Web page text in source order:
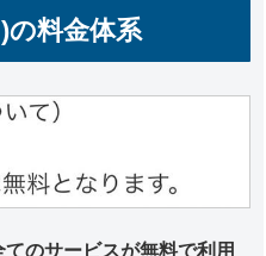
の料金体系
てのサービスが無料で利用